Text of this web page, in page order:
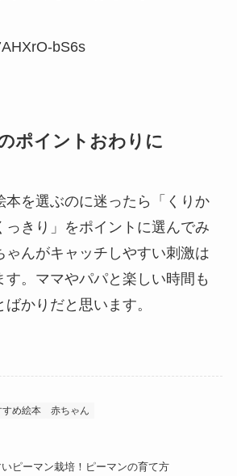
bS6s
ポイントおわりに
本を選ぶのに迷ったら「くりか
っきり」をポイントに選んでみ
ゃんがキャッチしやすい刺激は
す。ママやパパと楽しい時間も
かりだと思います。
すめ絵本 赤ちゃん
ピーマン栽培！ピーマンの育て方